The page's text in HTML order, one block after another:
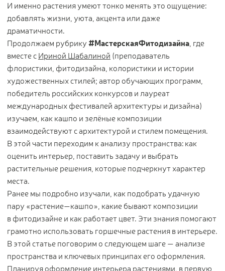
Алфавитный указатель
Прайс-листы и каталоги
О Treez
Вопросы и ответы
Контакты
Новости
Статьи
Идеи
СМИ о нас
И именно растения умеют тонко менять это ощущение:
добавлять жизни, уюта, акцента или даже
драматичности.
Продолжаем рубрику#МастерскаяФитодизайна, где
вместе сИриной Шабалиной (преподаватель
флористики, фитодизайна, колористики и истории
художественных стилей; автор обучающих программ,
победитель российских конкурсов и лауреат
международных фестивалей архитектуры и дизайна)
изучаем, как кашпо и зелёные композиции
взаимодействуют с архитектурой и стилем помещения.
В этой части переходим к анализу пространства: как
оценить интерьер, поставить задачу и выбрать
растительные решения, которые подчеркнут характер
места.
Ранее мы подробно изучали, как подобрать удачную
пару «растение—кашпо», какие бывают композиции
в фитодизайне и как работает цвет. Эти знания помогают
грамотно использовать горшечные растения в интерьере.
В этой статье поговорим о следующем шаге — анализе
пространства и ключевых принципах его оформления.
Планируя оформление интерьера растениями, в первую